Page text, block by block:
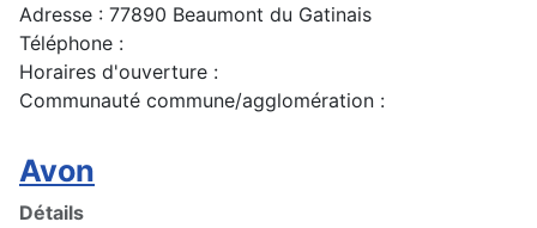
Adresse : 77890 Beaumont du Gatinais
Téléphone :
Horaires d'ouverture :
Communauté commune/agglomération :
Avon
Détails